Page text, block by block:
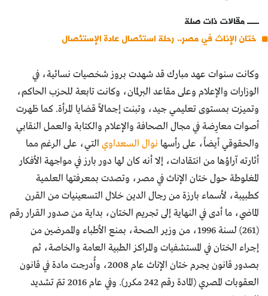
مقالات ذات صلة
ختان الإناث في مصر.. رحلة استئصال عادة الإستئصال
وكانت سنوات عهد مبارك قد شهدت بروز شخصيات نسائية، في
الوزارات والإعلام وعلى مقاعد البرلمان، وكانت تابعة للحزب الحاكم،
وتميزت بمستوى تعليمي جيد، وتبنت إجمالاً قضايا المرأة. كما ظهرت
أصوات معارِضة في مجال الصحافة والإعلام والكتابة والعمل النقابي
والحقوقي أيضاً، على رأسها نوال السعداوي التي، على الرغم مما
أثارته آراؤها من انتقادات، إلا أنه كان لها دور بارز في مواجهة الأفكار
المغلوطة حول ختان الإناث في مصر، وتصدت بمعرفتها العلمية
كطبيبة، لأسماء بارزة من رجال الدين خلال التسعينيات من القرن
الماضي، ما أدى في النهاية إلى تجريم الختان، بداية من صدور القرار رقم
(261) لسنة 1996، من وزير الصحة، بمنع الأطباء والممرضين من
إجراء الختان في المستشفيات والمراكز الطبية العامة والخاصة، ثم
بصدور قانون يجرم ختان الإناث عام 2008، وأُدرجت مادة في قانون
العقوبات المصري (المادة رقم 242 مكرر). وفي عام 2016 تمّ تشديد